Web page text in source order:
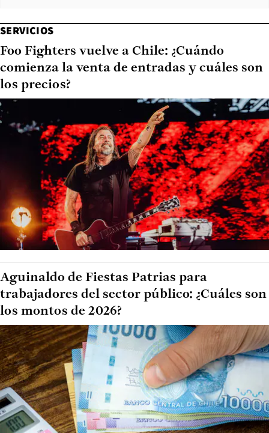
SERVICIOS
Foo Fighters vuelve a Chile: ¿Cuándo
comienza la venta de entradas y cuáles son
los precios?
Aguinaldo de Fiestas Patrias para
trabajadores del sector público: ¿Cuáles son
los montos de 2026?